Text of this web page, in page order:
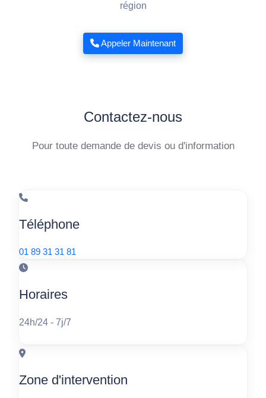
région
Appeler Maintenant
Contactez-nous
Pour toute demande de devis ou d'information
Téléphone
01 89 31 31 81
Horaires
24h/24 - 7j/7
Zone d'intervention